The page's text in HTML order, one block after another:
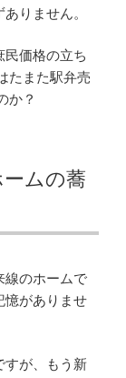
りません。
価格の立ち
たまた駅弁売
か？
ムの蕎
線のホームで
憶がありませ
すが、もう新